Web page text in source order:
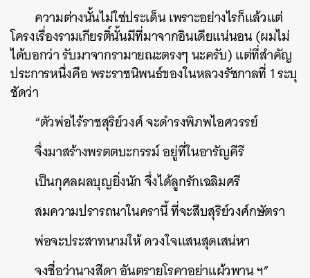
ความต่างนั้นไม่ใช่ประเด็น เพราะอย่างไรก็แล้วแต่
โครงเรื่องรามเกียรติ์นั้นมีที่มาจากอินเดียแน่นอน (ผมไม่
ได้บอกว่า รับมาจากรามายณะตรงๆ นะครับ) แต่ที่สำคัญ
ประการหนึ่งคือ พระราชนิพนธ์ของในหลวงรัชกาลที่ 1 ระบุ
ชัดว่า
“ตัวพ่อไร้ราชสุริย์วงศ์ จะดำรงพิภพไอศวรรย์
จึ่งมาสร้างพรตตบะกรรม์ อยู่ที่ในอารัญคีรี
เป็นกุศลผลบุญยิ่งนัก จึ่งได้ลูกรักเฉลิมศรี
สมความปรารถนาในครานี้ ที่จะสืบสุริย์วงศ์กษัตรา
พ่อจะประสาทนามให้ ดวงใจแสนสุดเสน่หา
จงชื่อว่านางสีดา อันตรายโรคาอย่าแผ้วพาน ฯ”